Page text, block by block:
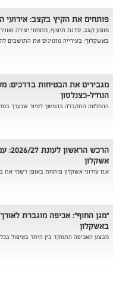
פותחים את הקיץ בקצב: אירועי
מופע קצב, סדנת תיפוף, מתחמי יצירה
באשקלון"; בעירייה מזמינים את התושבים
מגבירים את הבטיחות בדרכים:
הנח"ל-כצנלסון
ההחלטה התקבלה בהמשך לסיור שנערך
הרכש
אשקלון
א.ס עירוני אשקלון פותחת באופן רשמי את בניית הסגל
"מגן החוף": אכיפה מוגברת
באשקלון
מבצע האכיפה התמקד בין היתר בטיפול